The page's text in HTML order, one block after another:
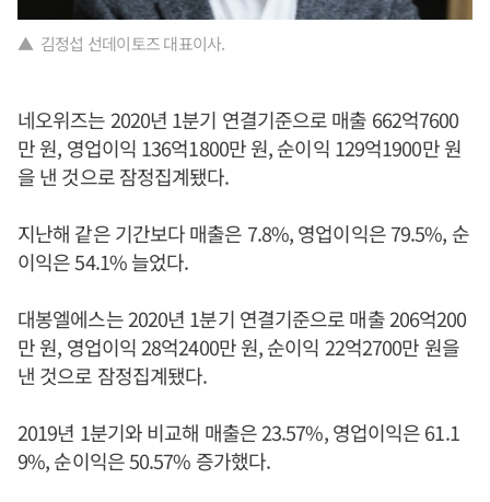
▲ 김정섭 선데이토즈 대표이사.
네오위즈는 2020년 1분기 연결기준으로 매출 662억7600
만 원, 영업이익 136억1800만 원, 순이익 129억1900만 원
을 낸 것으로 잠정집계됐다.
지난해 같은 기간보다 매출은 7.8%, 영업이익은 79.5%, 순
이익은 54.1% 늘었다.
대봉엘에스는 2020년 1분기 연결기준으로 매출 206억200
만 원, 영업이익 28억2400만 원, 순이익 22억2700만 원을
낸 것으로 잠정집계됐다.
2019년 1분기와 비교해 매출은 23.57%, 영업이익은 61.1
9%, 순이익은 50.57% 증가했다.